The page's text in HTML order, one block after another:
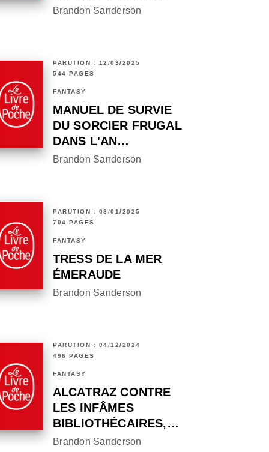
Brandon Sanderson
PARUTION : 12/03/2025
544 PAGES
FANTASY
MANUEL DE SURVIE
DU SORCIER FRUGAL
DANS L'AN…
Brandon Sanderson
PARUTION : 08/01/2025
704 PAGES
FANTASY
TRESS DE LA MER
ÉMERAUDE
Brandon Sanderson
PARUTION : 04/12/2024
496 PAGES
FANTASY
ALCATRAZ CONTRE
LES INFÂMES
BIBLIOTHÉCAIRES,…
Brandon Sanderson